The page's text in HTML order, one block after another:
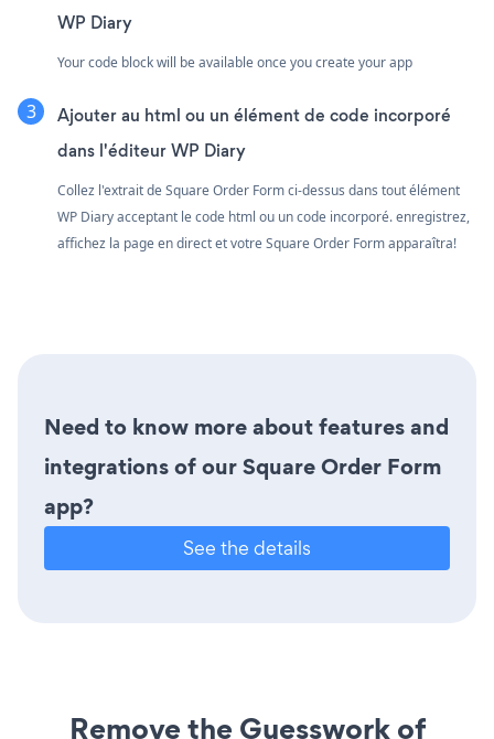
WP Diary
Your code block will be available once you create your app
Ajouter au html ou un élément de code incorporé
dans l'éditeur WP Diary
Collez l'extrait de Square Order Form ci-dessus dans tout élément
WP Diary acceptant le code html ou un code incorporé. enregistrez,
affichez la page en direct et votre Square Order Form apparaîtra!
Need to know more about features and
integrations of our Square Order Form
app?
See the details
Remove the Guesswork of